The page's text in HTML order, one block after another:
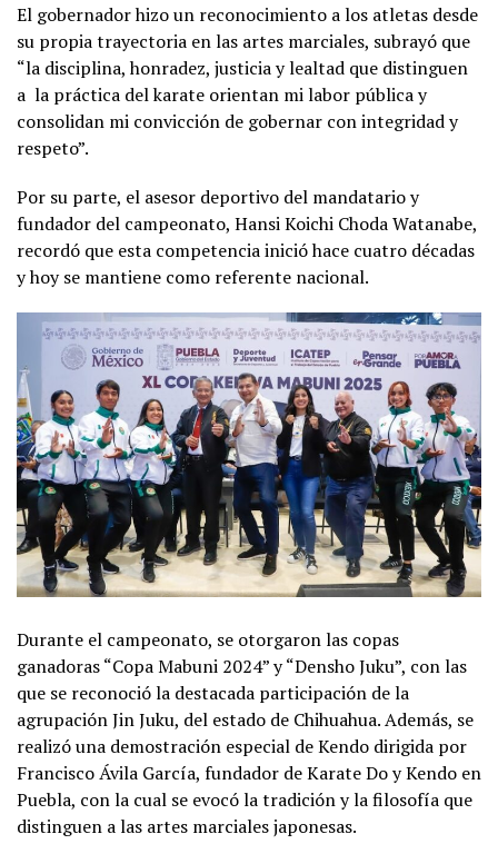
El gobernador hizo un reconocimiento a los atletas desde
su propia trayectoria en las artes marciales, subrayó que
“la disciplina, honradez, justicia y lealtad que distinguen
a la práctica del karate orientan mi labor pública y
consolidan mi convicción de gobernar con integridad y
respeto”.
Por su parte, el asesor deportivo del mandatario y
fundador del campeonato, Hansi Koichi Choda Watanabe,
recordó que esta competencia inició hace cuatro décadas
y hoy se mantiene como referente nacional.
Durante el campeonato, se otorgaron las copas
ganadoras “Copa Mabuni 2024” y “Densho Juku”, con las
que se reconoció la destacada participación de la
agrupación Jin Juku, del estado de Chihuahua. Además, se
realizó una demostración especial de Kendo dirigida por
Francisco Ávila García, fundador de Karate Do y Kendo en
Puebla, con la cual se evocó la tradición y la filosofía que
distinguen a las artes marciales japonesas.